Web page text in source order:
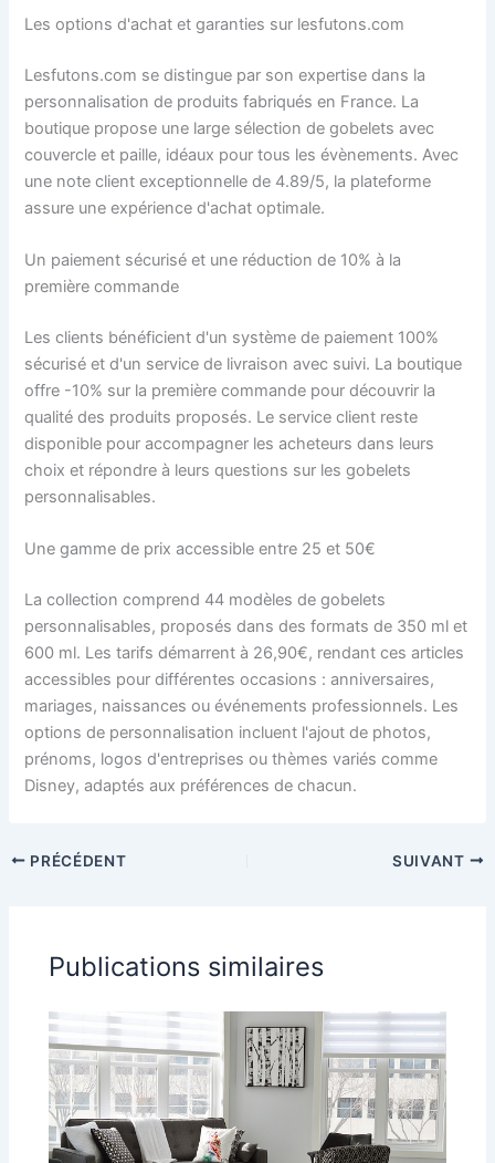
Les options d'achat et garanties sur lesfutons.com
Lesfutons.com se distingue par son expertise dans la
personnalisation de produits fabriqués en France. La
boutique propose une large sélection de gobelets avec
couvercle et paille, idéaux pour tous les évènements. Avec
une note client exceptionnelle de 4.89/5, la plateforme
assure une expérience d'achat optimale.
Un paiement sécurisé et une réduction de 10% à la
première commande
Les clients bénéficient d'un système de paiement 100%
sécurisé et d'un service de livraison avec suivi. La boutique
offre -10% sur la première commande pour découvrir la
qualité des produits proposés. Le service client reste
disponible pour accompagner les acheteurs dans leurs
choix et répondre à leurs questions sur les gobelets
personnalisables.
Une gamme de prix accessible entre 25 et 50€
La collection comprend 44 modèles de gobelets
personnalisables, proposés dans des formats de 350 ml et
600 ml. Les tarifs démarrent à 26,90€, rendant ces articles
accessibles pour différentes occasions : anniversaires,
mariages, naissances ou événements professionnels. Les
options de personnalisation incluent l'ajout de photos,
prénoms, logos d'entreprises ou thèmes variés comme
Disney, adaptés aux préférences de chacun.
PRÉCÉDENT SUIVANT
Publications similaires